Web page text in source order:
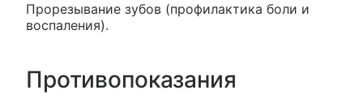
Прорезывание зубов (профилактика боли и
воспаления).
Противопоказания